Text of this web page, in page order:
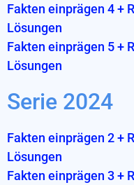
Fakten einprägen 4 +
Lösungen
Fakten einprägen 5 +
Lösungen
Serie 2024
Fakten einprägen 2 +
Lösungen
Fakten einprägen 3 +